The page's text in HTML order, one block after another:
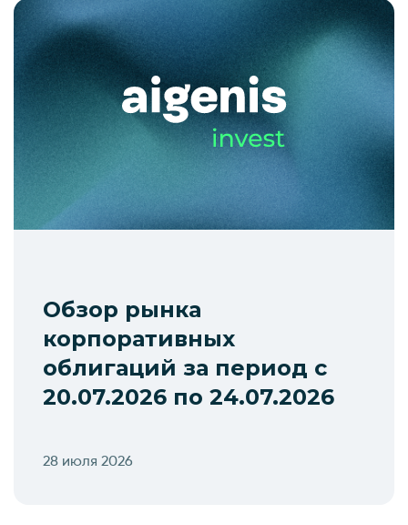
Обзор рынка
корпоративных
облигаций за период с
20.07.2026 по 24.07.2026
28 июля 2026